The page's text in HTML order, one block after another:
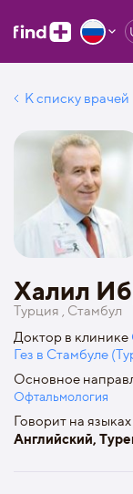
К списку врачей
Халил
Турция , Стамбул
Доктор в клинике
Гез в Стамбуле
Основное
Офтальмология
Говорит на языках
Английский,